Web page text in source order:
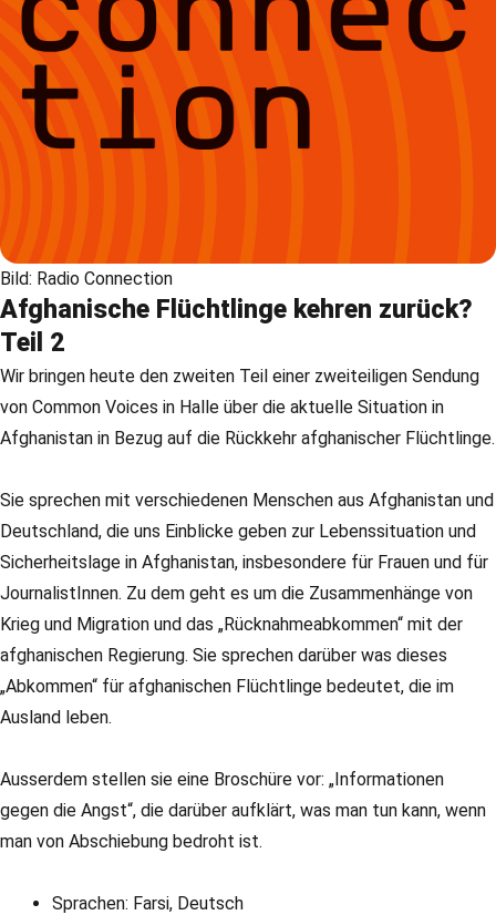
Bild: Radio Connection
Afghanische Flüchtlinge kehren zurück?
Teil 2
Wir bringen heute den zweiten Teil einer zweiteiligen Sendung
von Common Voices in Halle über die aktuelle Situation in
Afghanistan in Bezug auf die Rückkehr afghanischer Flüchtlinge.
Sie sprechen mit verschiedenen Menschen aus Afghanistan und
Deutschland, die uns Einblicke geben zur Lebenssituation und
Sicherheitslage in Afghanistan, insbesondere für Frauen und für
JournalistInnen. Zu dem geht es um die Zusammenhänge von
Krieg und Migration und das „Rücknahmeabkommen“ mit der
afghanischen Regierung. Sie sprechen darüber was dieses
„Abkommen“ für afghanischen Flüchtlinge bedeutet, die im
Ausland leben.
Ausserdem stellen sie eine Broschüre vor: „Informationen
gegen die Angst“, die darüber aufklärt, was man tun kann, wenn
man von Abschiebung bedroht ist.
Sprachen: Farsi, Deutsch